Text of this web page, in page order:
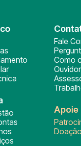
Fale
Como
Apoie